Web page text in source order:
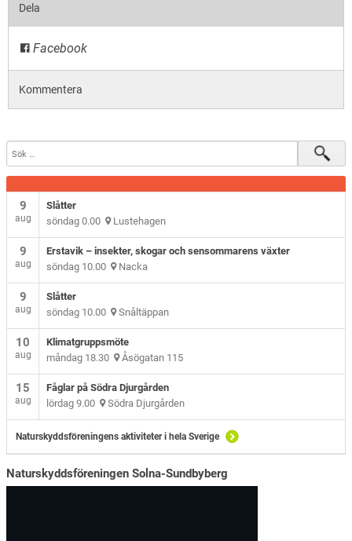
Dela
Facebook
Kommentera
9
aug
Slåtter
söndag 0.00 Lustehagen
9
aug
Erstavik – insekter, skogar och sensommarens växter
söndag 10.00 Nacka
9
aug
Slåtter
söndag 10.00 Snåltäppan
10
aug
Klimatgruppsmöte
måndag 18.30 Åsögatan 115
15
aug
Fåglar på Södra Djurgården
lördag 9.00 Södra Djurgården
Naturskyddsföreningens aktiviteter i hela Sverige
Naturskyddsföreningen Solna-Sundbyberg